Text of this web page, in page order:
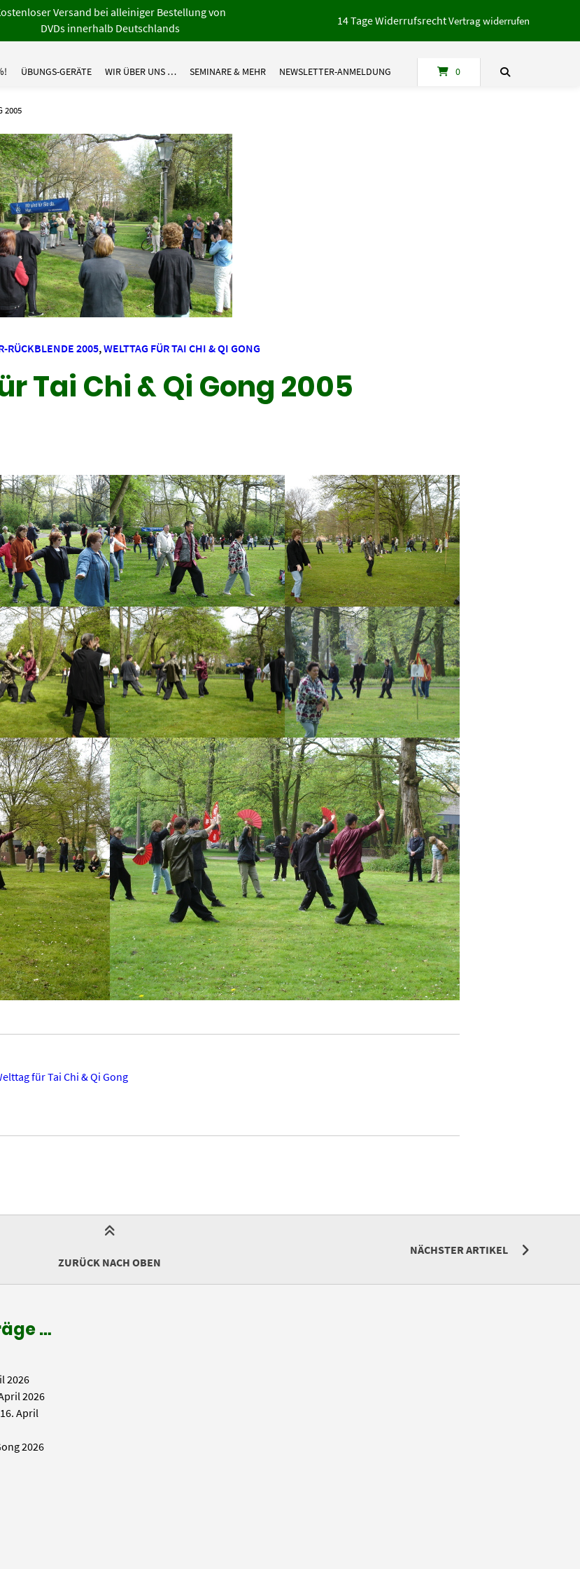
Versand bei alleiniger Bestellung von
DVDs innerhalb Deutschlands
14 Tage WiderrufsrechtVertrag widerrufen
ÜBUNGS-GERÄTE WIR ÜBER UNS … SEMINARE & MEHR NEWSLETTER-ANMELDUNG 0
2005
RÜCKBLENDE 2005,WELTTAG FÜR TAI CHI & QI GONG
Tai Chi & Qi Gong 2005
für Tai Chi & Qi Gong
NÄCHSTER ARTIKEL
ZURÜCK NACH OBEN
…
2026
2026
16. April
2026